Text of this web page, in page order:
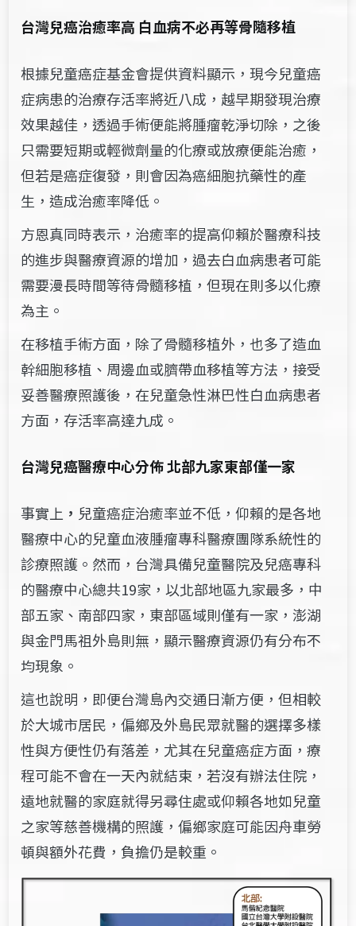
台灣兒癌治癒率高 白血病不必再等骨隨移植
根據兒童癌症基金會提供資料顯示，現今兒童癌
症病患的治療存活率將近八成，越早期發現治療
效果越佳，透過手術便能將腫瘤乾淨切除，之後
只需要短期或輕微劑量的化療或放療便能治癒，
但若是癌症復發，則會因為癌細胞抗藥性的產
生，造成治癒率降低。
方恩真同時表示，治癒率的提高仰賴於醫療科技
的進步與醫療資源的增加，過去白血病患者可能
需要漫長時間等待骨髓移植，但現在則多以化療
為主。
在移植手術方面，除了骨髓移植外，也多了造血
幹細胞移植、周邊血或臍帶血移植等方法，接受
妥善醫療照護後，在兒童急性淋巴性白血病患者
方面，存活率高達九成。
台灣兒癌醫療中心分佈北部九家東部僅一家
事實上 ， 兒童癌症治癒率並不低，仰賴的是各地
醫療中心的兒童血液腫瘤專科醫療團隊系統性的
診療照護。然而，台灣具備兒童醫院及兒癌專科
的醫療中心總共19家，以北部地區九家最多，中
部五家、南部四家，東部區域則僅有一家，澎湖
與金門馬祖外島則無，顯示醫療資源仍有分布不
均現象。
這也說明，即便台灣島內交通日漸方便，但相較
於大城市居民，偏鄉及外島民眾就醫的選擇多樣
性與方便性仍有落差，尤其在兒童癌症方面，療
程可能不會在一天內就結束，若沒有辦法住院，
遠地就醫的家庭就得另尋住處或仰賴各地如兒童
之家等慈善機構的照護，偏鄉家庭可能因舟車勞
頓與額外花費，負擔仍是較重。